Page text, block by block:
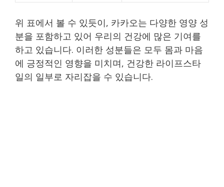
위 표에서 볼 수 있듯이, 카카오는 다양한 영양 성
분을 포함하고 있어 우리의 건강에 많은 기여를
하고 있습니다. 이러한 성분들은 모두 몸과 마음
에 긍정적인 영향을 미치며, 건강한 라이프스타
일의 일부로 자리잡을 수 있습니다.